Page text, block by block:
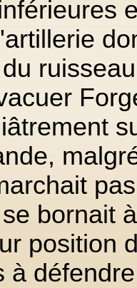
bornait
position
à